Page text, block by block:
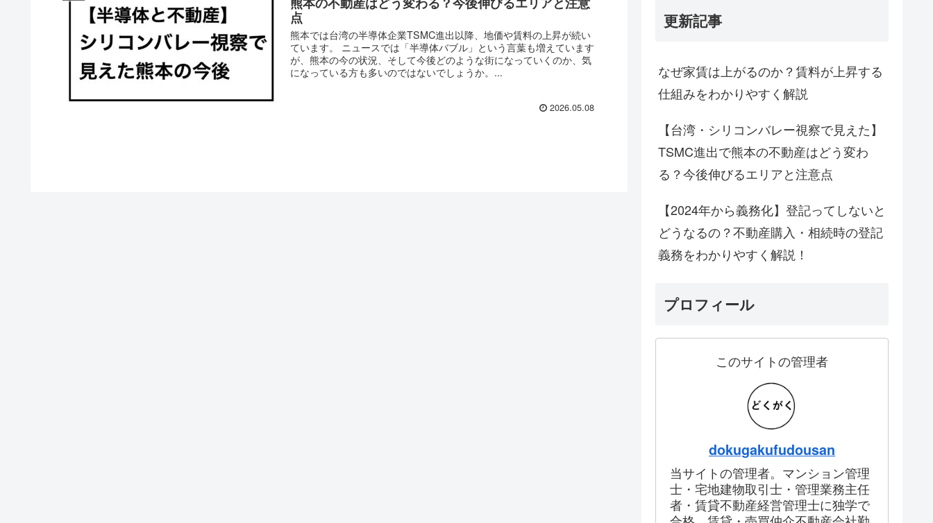
点
熊本では台湾の半導体企業TSMC進出以降、地価や賃料の上昇が続い
ています。 ニュースでは「半導体バブル」という言葉も増えています
が、熊本の今の状況、そして今後どのような街になっていくのか、気
になっている方も多いのではないでしょうか。...
2026.05.08
更新記事
なぜ家賃は上がるのか？賃料が上昇する
仕組みをわかりやすく解説
【台湾・シリコンバレー視察で見えた】
TSMC進出で熊本の不動産はどう変わ
る？今後伸びるエリアと注意点
【2024年から義務化】登記ってしないと
どうなるの？不動産購入・相続時の登記
義務をわかりやすく解説！
プロフィール
このサイトの管理者
dokugakufudousan
当サイトの管理者。マンション管理
士・宅地建物取引士・管理業務主任
者・賃貸不動産経営管理士に独学で